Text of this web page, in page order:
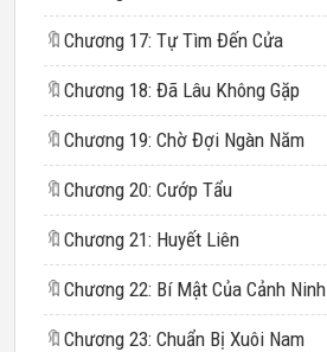
🔖 Chương 17: Tự Tìm Đến Cửa
🔖 Chương 18: Đã Lâu Không Gặp
🔖 Chương 19: Chờ Đợi Ngàn Năm
🔖 Chương 20: Cướp Tẩu
🔖 Chương 21: Huyết Liên
🔖 Chương 22: Bí Mật Của Cảnh Ninh
🔖 Chương 23: Chuẩn Bị Xuôi Nam